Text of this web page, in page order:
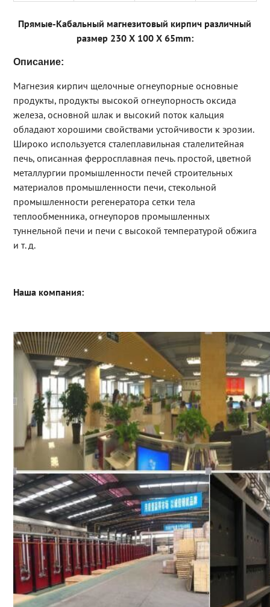
Прямые-Кабальный магнезитовый кирпич различный
размер 230 X 100 X 65mm:
Описание:
Магнезия кирпич щелочные огнеупорные основные
продукты, продукты высокой огнеупорность оксида
железа, основной шлак и высокий поток кальция
обладают хорошими свойствами устойчивости к эрозии.
Широко используется сталеплавильная сталелитейная
печь, описанная ферросплавная печь. простой, цветной
металлургии промышленности печей строительных
материалов промышленности печи, стекольной
промышленности регенератора сетки тела
теплообменника, огнеупоров промышленных
туннельной печи и печи с высокой температурой обжига
и т. д.
Наша компания: